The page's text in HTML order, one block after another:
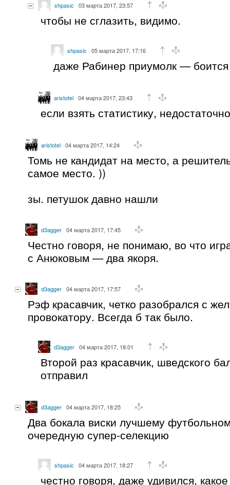
shpasic 03 марта 2017, 23:57
чтобы не сглазить, видимо.
shpasic 05 марта 2017, 17:16
даже Рабинер приумолк — боится
aristotel 04 марта 2017, 23:43
если взять статистику,
aristotel 04 марта 2017, 14:24
Томь не кандидат на место, а
самое место. ))
зы. петушок давно нашли
d3agger 04 марта 2017, 17:45
Честно говоря, не понимаю, во что
с Анюковым — два якоря.
d3agger 04 марта 2017, 17:57
Рэф красавчик, четко разобрался с
провокатору. Всегда б так было.
d3agger 04 марта 2017, 18:01
Второй раз красавчик, шведского
отправил
d3agger 04 марта 2017, 18:25
Два бокала виски лучшему
очередную супер-селекцию
shpasic 04 марта 2017, 18:27
честно говоря, даже удивился,